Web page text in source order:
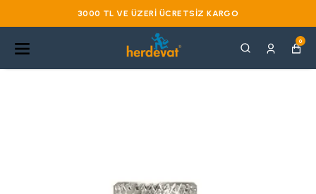
3000 TL VE ÜZERI ÜCRETSIZ KARGO
0